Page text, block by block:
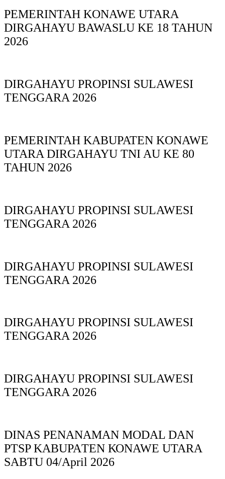
PEMERINTAH KONAWE UTARA
DIRGAHAYU BAWASLU KE 18 TAHUN
2026
DIRGAHAYU PROPINSI SULAWESI
TENGGARA 2026
PEMERINTAH KABUPATEN KONAWE
UTARA DIRGAHAYU TNI AU KE 80
TAHUN 2026
DIRGAHAYU PROPINSI SULAWESI
TENGGARA 2026
DIRGAHAYU PROPINSI SULAWESI
TENGGARA 2026
DIRGAHAYU PROPINSI SULAWESI
TENGGARA 2026
DIRGAHAYU PROPINSI SULAWESI
TENGGARA 2026
DINAS PΕΝΑΝΑΜAN MODAL DAN
PTSP KABUPAΤΕΝ ΚΟNAWE UTARA
SABTU 04/April 2026